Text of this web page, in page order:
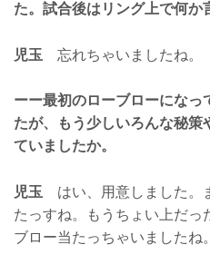
た。試合後はリング上で何か
児玉 忘れちゃいましたね。
ーー最初のローブローになっ
たが、もう少しいろんな秘策
ていましたか。
児玉 はい、用意しました。
たっすね。もうちょい上だっ
ブロー当たっちゃいましたね